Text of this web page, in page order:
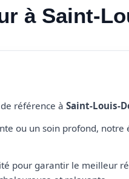
à Saint-
référence à Saint-Louis-
ou un soin profond,
pour garantir le meilleur